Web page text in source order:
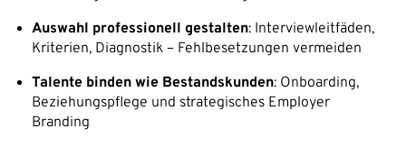
Auswahl professionell gestalten: Interviewleitfäden,
Kriterien, Diagnostik – Fehlbesetzungen vermeiden
Talente binden wie Bestandskunden: Onboarding,
Beziehungspflege und strategisches Employer
Branding